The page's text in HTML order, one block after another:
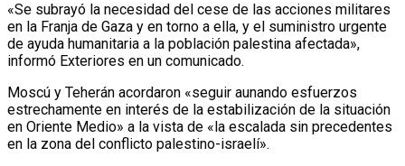
«Se subrayó la necesidad del cese de las acciones militares
en la Franja de Gaza y en torno a ella, y el suministro urgente
de ayuda humanitaria a la población palestina afectada»,
informó Exteriores en un comunicado.
Moscú y Teherán acordaron «seguir aunando esfuerzos
estrechamente en interés de la estabilización de la situación
en Oriente Medio» a la vista de «la escalada sin precedentes
en la zona del conflicto palestino-israelí».